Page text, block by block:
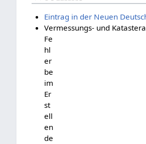
Eintrag in der Neuen
Vermessungs- und
Fe
hl
er
be
im
Er
st
ell
en
de